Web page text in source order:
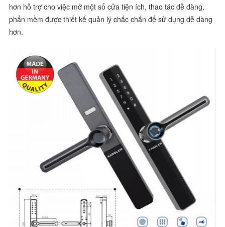
hơn hỗ trợ cho việc mở một số cửa tiện ích, thao tác dễ dàng,
phẩn mềm được thiết kế quản lý chắc chắn để sử dụng dễ dàng
hơn.